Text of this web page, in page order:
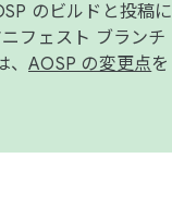
のビルドと投稿に
フェスト ブランチ
AOSP の変更点を